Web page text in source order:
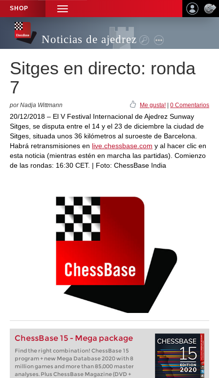
SHOP
TOGGLE
NAVIGATION
Noticias de ajedrez
Sitges en directo: ronda
7
por Nadja Wittmann Me gusta! 0 Comentarios
20/12/2018 – El V Festival Internacional de Ajedrez Sunway
Sitges, se disputa entre el 14 y el 23 de diciembre la ciudad de
Sitges, situada unos 36 kilómetros al suroeste de Barcelona.
Habrá retransmisiones en live.chessbase.com y al hacer clic en
esta noticia (mientras estén en marcha las partidas). Comienzo
de las rondas: 16:30 CET. | Foto: ChessBase India
ChessBase 15 - Mega package
Find the right combination! ChessBase 15
program + new Mega Database 2020 with 8
million games and more than 85,000 master
analyses. Plus ChessBase Magazine (DVD +